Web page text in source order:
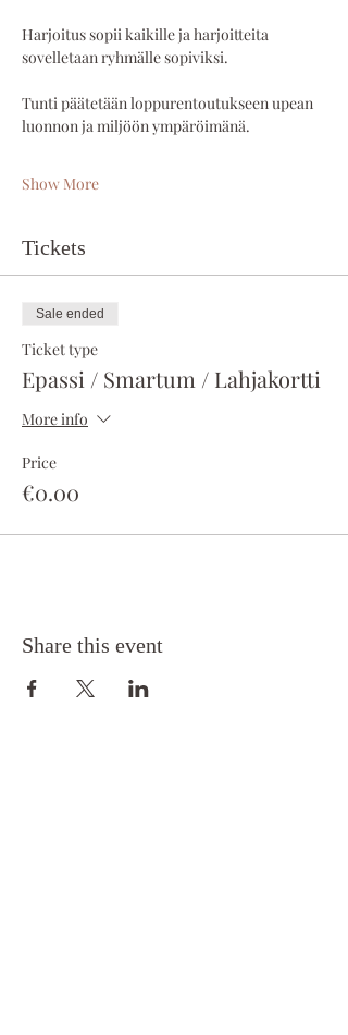
Harjoitus sopii kaikille ja harjoitteita
sovelletaan ryhmälle sopiviksi.
Tunti päätetään loppurentoutukseen upean
luonnon ja miljöön ympäröimänä.
Show More
Tickets
Sale ended
Ticket type
Epassi / Smartum / Lahjakortti
More info
Price
€0.00
Share this event